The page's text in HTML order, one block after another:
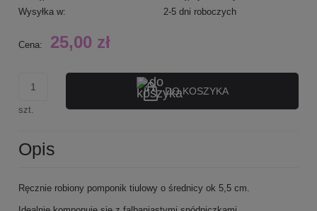
Wysyłka w:
2-5 dni roboczych
Cena: 25,00 zł
szt.
DO KOSZYKA
Opis
Ręcznie robiony pomponik tiulowy o średnicy ok 5,5 cm.